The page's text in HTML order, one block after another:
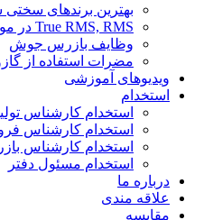
بهترین برندهای
True RMS, RMS در مولتی متر ها چیست؟
وظایف بازرس جوش
مضرات استفاده از
ویدیوهای آموزشی
استخدام
استخدام کارشناس
استخدام کارشناس
استخدام کارشناس
استخدام مسئول دفتر
درباره ما
علاقه مندی
مقایسه